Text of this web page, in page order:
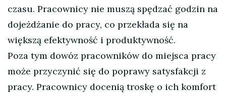
czasu. Pracownicy nie muszą spędzać godzin na
dojeżdżanie do pracy, co przekłada się na
większą efektywność i produktywność.
Poza tym dowóz pracowników do miejsca pracy
może przyczynić się do poprawy satysfakcji z
pracy. Pracownicy docenią troskę o ich komfort